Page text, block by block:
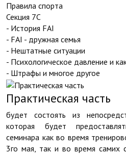
Правила спорта
Секция 7С
- История FAI
- FAI - дружная семья
- Нештатные ситуации
- Психологическое давление и
- Штрафы и многое другое
Практическая часть
будет состоять из
которая будет
семинара как во время
3го мая, так и во время самих